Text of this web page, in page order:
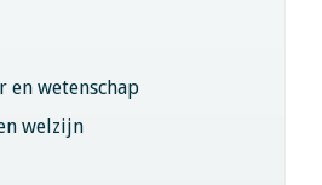
wetenschap
welzijn